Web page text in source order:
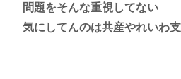
問題をそんな重視してない
気にしてんのは共産やれいわ